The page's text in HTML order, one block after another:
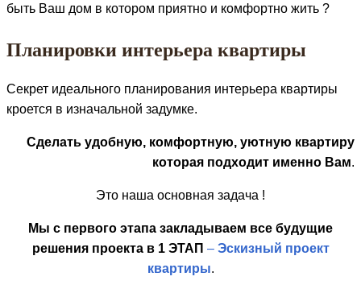
быть Ваш дом в котором приятно и комфортно жить ?
Планировки интерьера квартиры
Секрет идеального планирования интерьера квартиры
кроется в изначальной задумке.
Сделать удобную, комфортную, уютную квартиру
которая подходит именно Вам.
Это наша основная задача !
Мы с первого этапа закладываем все будущие
решения проекта в 1 ЭТАП –Эскизный проект
квартиры.